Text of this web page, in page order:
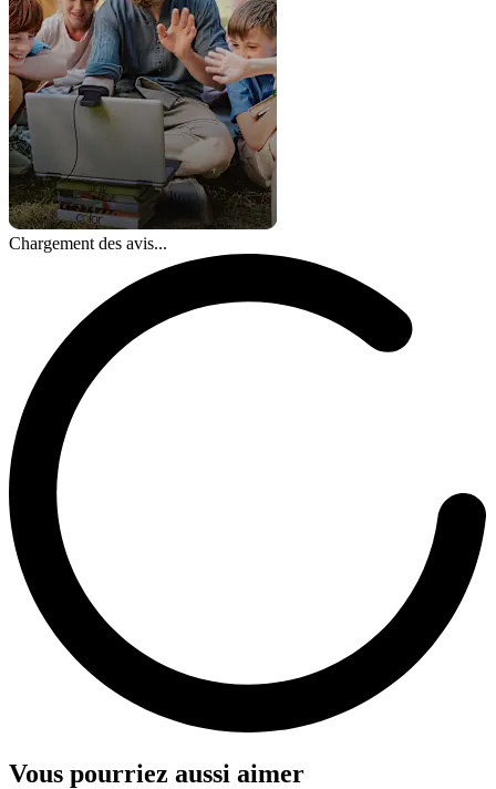
Chargement des avis...
Vous pourriez aussi aimer